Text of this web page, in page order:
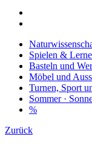
Spielen &
Basteln und
Möbel und
Turnen, Sport
Sommer ·
%
Zurück